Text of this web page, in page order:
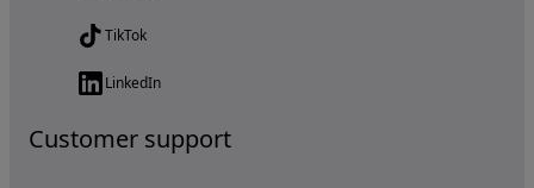
TikTok
LinkedIn
Customer support